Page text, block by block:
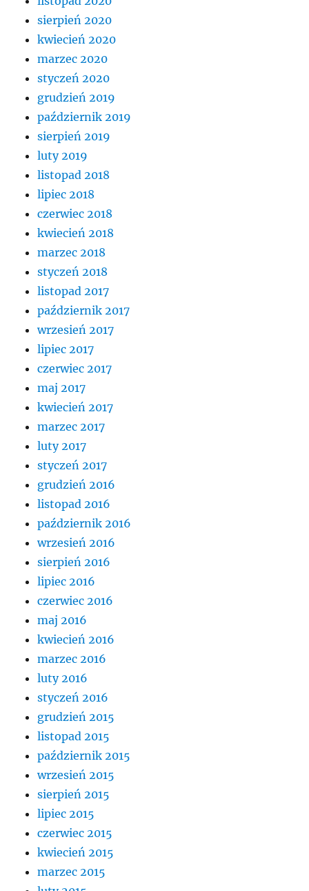
sierpień 2020
kwiecień 2020
marzec 2020
styczeń 2020
grudzień 2019
październik 2019
sierpień 2019
luty 2019
listopad 2018
lipiec 2018
czerwiec 2018
kwiecień 2018
marzec 2018
styczeń 2018
listopad 2017
październik 2017
wrzesień 2017
lipiec 2017
czerwiec 2017
maj 2017
kwiecień 2017
marzec 2017
luty 2017
styczeń 2017
grudzień 2016
listopad 2016
październik 2016
wrzesień 2016
sierpień 2016
lipiec 2016
czerwiec 2016
maj 2016
kwiecień 2016
marzec 2016
luty 2016
styczeń 2016
grudzień 2015
listopad 2015
październik 2015
wrzesień 2015
sierpień 2015
lipiec 2015
czerwiec 2015
kwiecień 2015
marzec 2015